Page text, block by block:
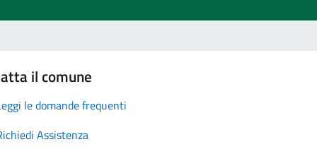
il comune
le domande frequenti
Assistenza